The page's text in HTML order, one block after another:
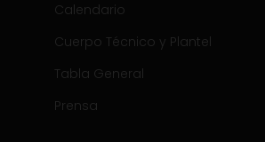
Calendario
Cuerpo Técnico y Plantel
Tabla General
Prensa